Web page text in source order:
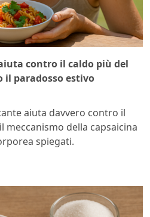
contro il caldo più del
il paradosso estivo
aiuta davvero contro il
meccanismo della capsaicina
spiegati.